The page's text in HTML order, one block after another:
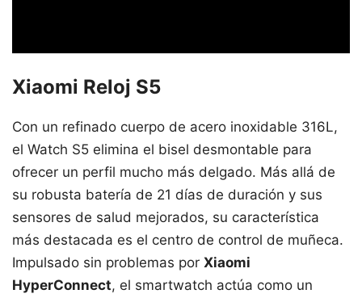
Xiaomi Reloj S5
Con un refinado cuerpo de acero inoxidable 316L,
el Watch S5 elimina el bisel desmontable para
ofrecer un perfil mucho más delgado. Más allá de
su robusta batería de 21 días de duración y sus
sensores de salud mejorados, su característica
más destacada es el centro de control de muñeca.
Impulsado sin problemas por Xiaomi
HyperConnect, el smartwatch actúa como un